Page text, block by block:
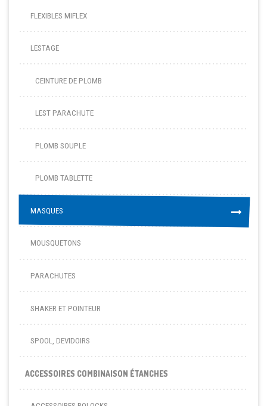
FLEXIBLES MIFLEX
LESTAGE
CEINTURE DE PLOMB
LEST PARACHUTE
PLOMB SOUPLE
PLOMB TABLETTE
MASQUES
MASQUES
MOUSQUETONS
PARACHUTES
SHAKER ET POINTEUR
SPOOL, DEVIDOIRS
ACCESSOIRES COMBINAISON ÉTANCHES